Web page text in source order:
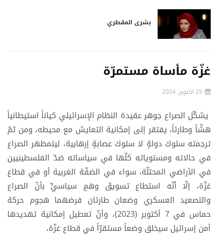
بشرى المقطري
غزّة مأساة مستمرّة
25 اكتوبر, 2024
يشكّل الصراع جوهر عقيدة النظام الإسرائيلي كياناً استيطانياً
هشّاً وطارئاً، يفتقر إلى إمكانية التعايش مع محيطه، ومن ثمّ
ترجمته سلوكَ دولةٍ لا سلوكَ عصابةٍ إرهابية، ليتمظهر الصراع
في حالاته ومستوياته كلّها في سياساته ضدّ الفلسطينيين
في الأراضي المحتلّة، سواء في الضفّة الغربية أو في قطاع
غزّة، إلّا أنّه استطاع تسويقَ وهمٍ سياسيٍّ بأنّ الصراع
والتصعيد العسكري وضعان طارئان فرضهما هجوم حركة
حماس في 7 أكتوبر (2023)، وأنّ تعطيل إمكانية تهديدها
أمن إسرائيل سيخلق وضعاً مستقرّاً في قطاع غزّة،